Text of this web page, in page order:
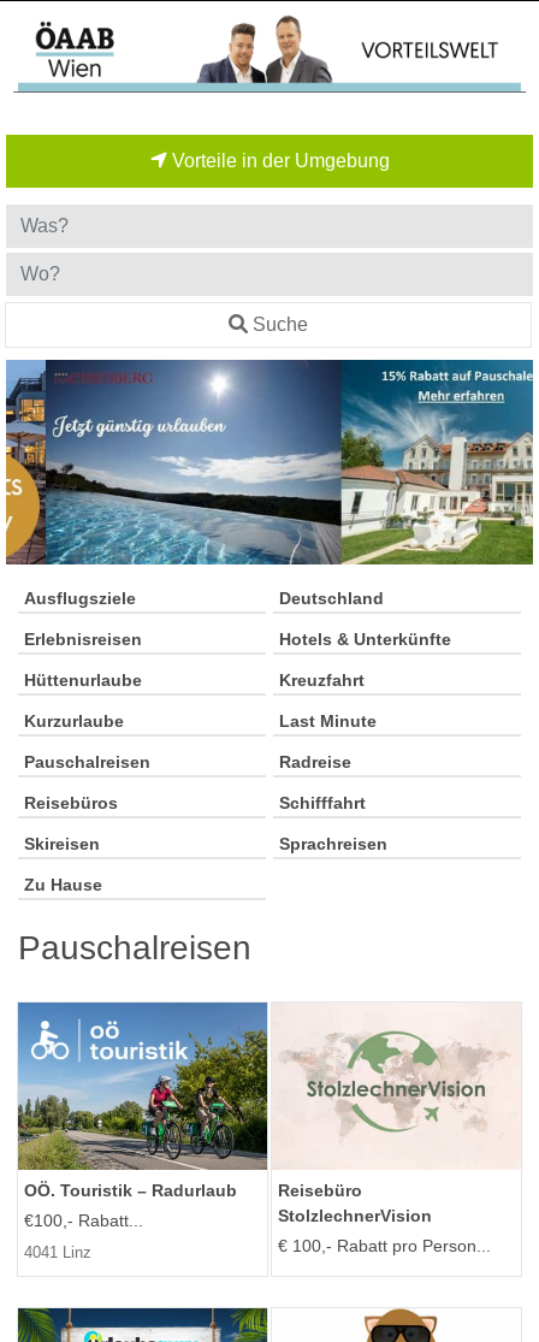
Vorteile in der Umgebung
Suche
Ausflugsziele Deutschland
Erlebnisreisen Hotels & Unterkünfte
Hüttenurlaube Kreuzfahrt
Kurzurlaube Last Minute
Pauschalreisen Radreise
Reisebüros Schifffahrt
Skireisen Sprachreisen
Zu Hause
Pauschalreisen
OÖ. Touristik – Radurlaub
€100,- Rabatt...
4041 Linz
Reisebüro
StolzlechnerVision
€ 100,- Rabatt pro Person...